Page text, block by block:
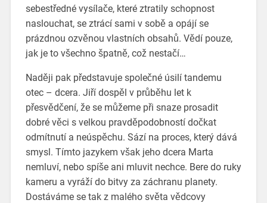
sebestředné vysílače, které ztratily schopnost
naslouchat, se ztrácí sami v sobě a opájí se
prázdnou ozvěnou vlastních obsahů. Vědí pouze,
jak je to všechno špatně, což nestačí…
Naději pak představuje společné úsilí tandemu
otec – dcera. Jiří dospěl v průběhu let k
přesvědčení, že se můžeme při snaze prosadit
dobré věci s velkou pravděpodobností dočkat
odmítnutí a neúspěchu. Sází na proces, který dává
smysl. Tímto jazykem však jeho dcera Marta
nemluví, nebo spíše ani mluvit nechce. Bere do ruky
kameru a vyráží do bitvy za záchranu planety.
Dostáváme se tak z malého světa vědcovy